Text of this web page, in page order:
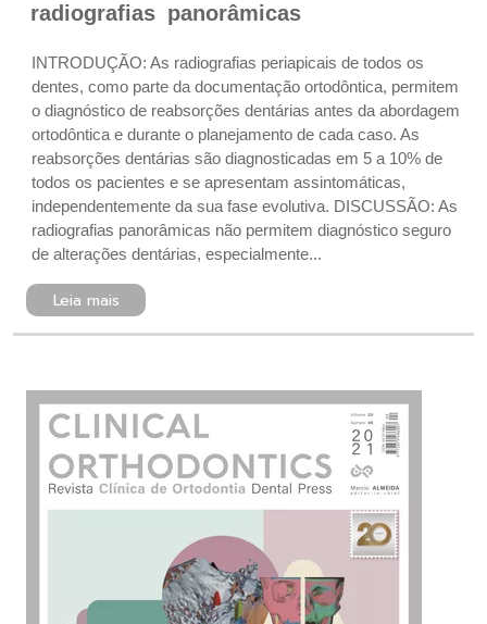
radiografias panorâmicas
INTRODUÇÃO: As radiografias periapicais de todos os
dentes, como parte da documentação ortodôntica, permitem
o diagnóstico de reabsorções dentárias antes da abordagem
ortodôntica e durante o planejamento de cada caso. As
reabsorções dentárias são diagnosticadas em 5 a 10% de
todos os pacientes e se apresentam assintomáticas,
independentemente da sua fase evolutiva. DISCUSSÃO: As
radiografias panorâmicas não permitem diagnóstico seguro
de alterações dentárias, especialmente...
Leia mais